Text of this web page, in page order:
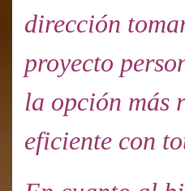
dirección
proyecto
la opción más
eficiente con